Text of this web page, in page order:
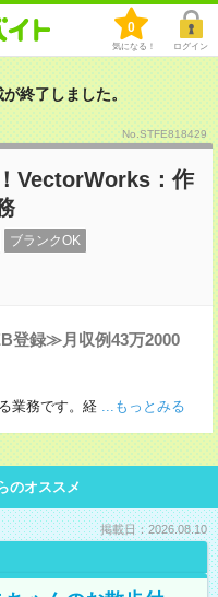
0
気になる！ ログイン
終了しました。
No.STFE818429
VectorWorks：作
ブランクOK
登録≫月収例43万2000
業務です。経 ...もっとみる
のオススメ
掲載日：2026.08.10